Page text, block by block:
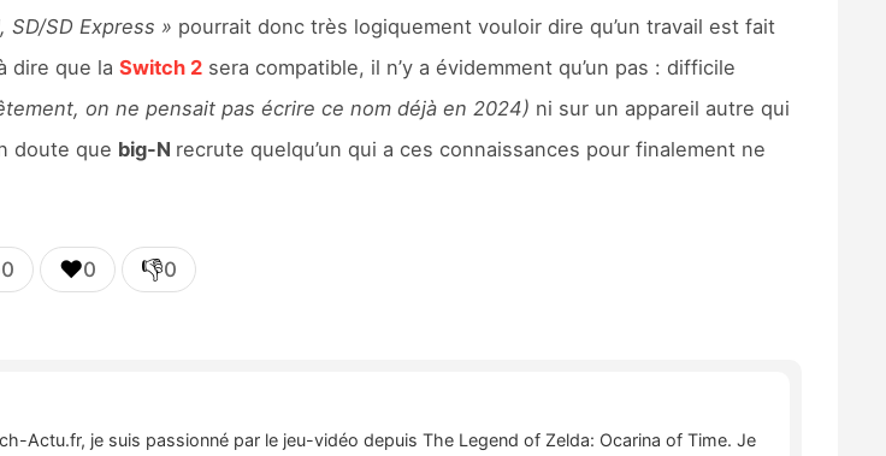
SD Express » pourrait donc très logiquement vouloir dire qu’un travail est fait
dire que la Switch 2sera compatible, il n’y a évidemment qu’un pas : difficile
on ne pensait pas écrire ce nom déjà en 2024) ni sur un appareil autre qui
doute que big-N recrute quelqu’un qui a ces connaissances pour finalement ne
0 ❤️0 👎0
Actu.fr, je suis passionné par le jeu-vidéo depuis The Legend of Zelda: Ocarina of Time. Je